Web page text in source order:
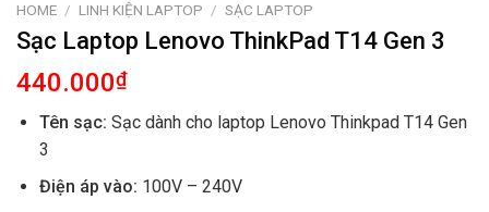
HOME / LINH KIỆN LAPTOP / SẠC LAPTOP
Sạc Laptop Lenovo ThinkPad T14 Gen 3
440.000₫
Tên sạc: Sạc dành cho laptop Lenovo Thinkpad T14 Gen
3
Điện áp vào: 100V – 240V